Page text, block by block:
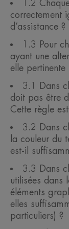
1.2
correctement
d’assistance ?
1.3 Pour
ayant une
elle pertinente
3.1 Dans
doit pas être
Cette règle
3.2 Dans
la couleur du
est-il
3.3 Dans
utilisées dans
éléments
elles
particuliers) ?